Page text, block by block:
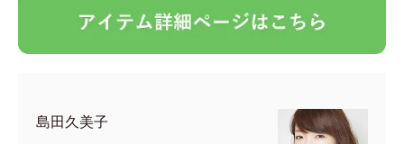
島田久美子